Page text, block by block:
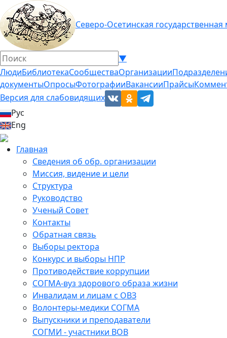
Северо-Осетинская
▼
ЛюдиБиблиотекаСообществаОрганизации
документыОпросыФотографииВакансииПрайсы
Версия для слабовидящих
Рус
Eng
Главная
Сведения об обр. организации
Миссия, видение и цели
Структура
Руководство
Ученый Совет
Контакты
Обратная связь
Выборы ректора
Конкурс и выборы НПР
Противодействие коррупции
СОГМА-вуз здорового образа жизни
Инвалидам и лицам с ОВЗ
Волонтеры-медики СОГМА
Выпускники и преподаватели
СОГМИ - участники ВОВ